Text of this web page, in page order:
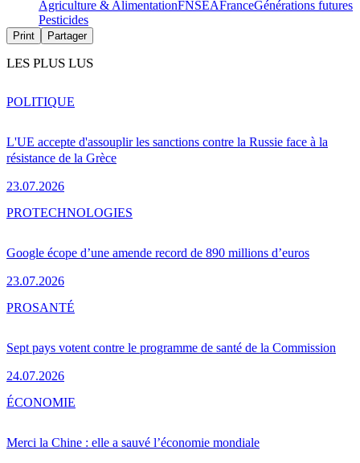
Agriculture & AlimentationFNSEAFranceGénérations futures
Pesticides
Print Partager
LES PLUS LUS
L'UE accepte d'assouplir les sanctions contre la Russie face à la
résistance de la Grèce
23.07.2026
POLITIQUE
Google écope d’une amende record de 890 millions d’euros
23.07.2026
PROTECHNOLOGIES
Sept pays votent contre le programme de santé de la Commission
24.07.2026
PROSANTÉ
Merci la Chine : elle a sauvé l’économie mondiale
ÉCONOMIE